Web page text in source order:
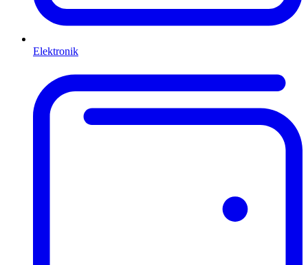
Elektronik